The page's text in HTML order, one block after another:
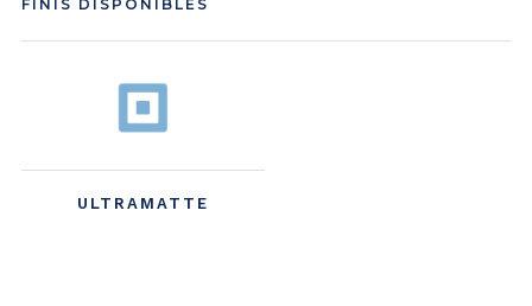
FINIS DISPONIBLES
ULTRAMATTE